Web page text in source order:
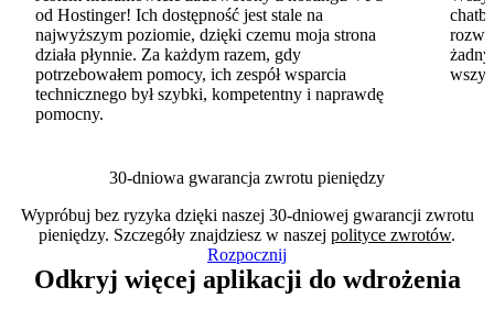
od Hostinger! Ich dostępność jest stale na
najwyższym poziomie, dzięki czemu moja strona
działa płynnie. Za każdym razem, gdy
potrzebowałem pomocy, ich zespół wsparcia
technicznego był szybki, kompetentny i naprawdę
pomocny.
30-dniowa gwarancja zwrotu pieniędzy
Wypróbuj bez ryzyka dzięki naszej 30-dniowej gwarancji zwrotu
pieniędzy. Szczegóły znajdziesz w naszej polityce zwrotów.
Rozpocznij
Odkryj więcej aplikacji do wdrożenia